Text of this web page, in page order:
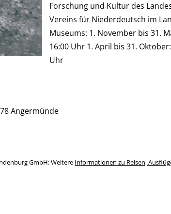
Forschung und Kultur des
Vereins für Niederdeutsch im
Museums: 1. November bis 31.
16:00 Uhr 1. April bis 31.
Uhr
Angermünde
GmbH: Weitere Informationen zu Reisen,